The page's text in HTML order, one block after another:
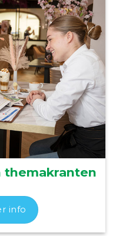
themakranten
info